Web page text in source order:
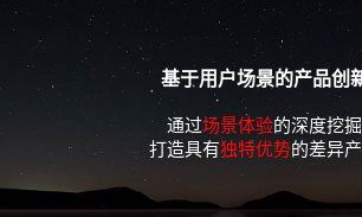
基于用户场景的产品创
通过场景体验的深度挖掘
打造具有独特优势的差异